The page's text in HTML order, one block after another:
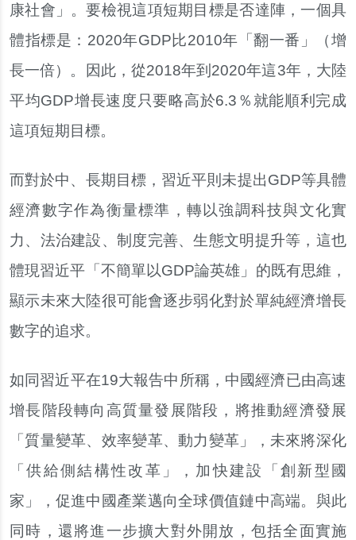
康社會」。要檢視這項短期目標是否達陣，一個具
體指標是：2020年GDP比2010年「翻一番」（增
長一倍）。因此，從2018年到2020年這3年，大陸
平均GDP增長速度只要略高於6.3％就能順利完成
這項短期目標。
而對於中、長期目標，習近平則未提出GDP等具體
經濟數字作為衡量標準，轉以強調科技與文化實
力、法治建設、制度完善、生態文明提升等，這也
體現習近平「不簡單以GDP論英雄」的既有思維，
顯示未來大陸很可能會逐步弱化對於單純經濟增長
數字的追求。
如同習近平在19大報告中所稱，中國經濟已由高速
增長階段轉向高質量發展階段，將推動經濟發展
「質量變革、效率變革、動力變革」，未來將深化
「供給側結構性改革」，加快建設「創新型國
家」，促進中國產業邁向全球價值鏈中高端。與此
同時，還將進一步擴大對外開放，包括全面實施